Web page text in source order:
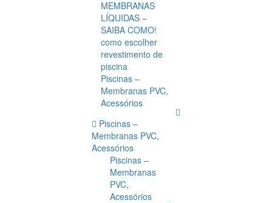
MEMBRANAS
LÍQUIDAS –
SAIBA COMO!
como escolher
revestimento de
piscina
Piscinas –
Membranas PVC,
Acessórios
Piscinas –
Membranas PVC,
Acessórios
Piscinas –
Membranas
PVC,
Acessórios